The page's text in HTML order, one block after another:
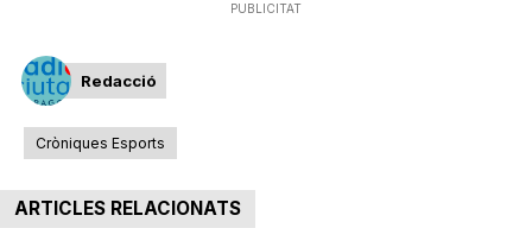
PUBLICITAT
Redacció
Cròniques Esports
ARTICLES RELACIONATS